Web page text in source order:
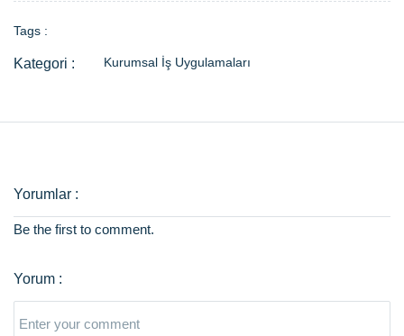
Tags :
Kurumsal İş Uygulamaları
Be the first to comment.